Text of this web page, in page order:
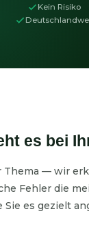
Kein Risiko
es bei
Thema — wir
Fehler die
Sie es gezielt